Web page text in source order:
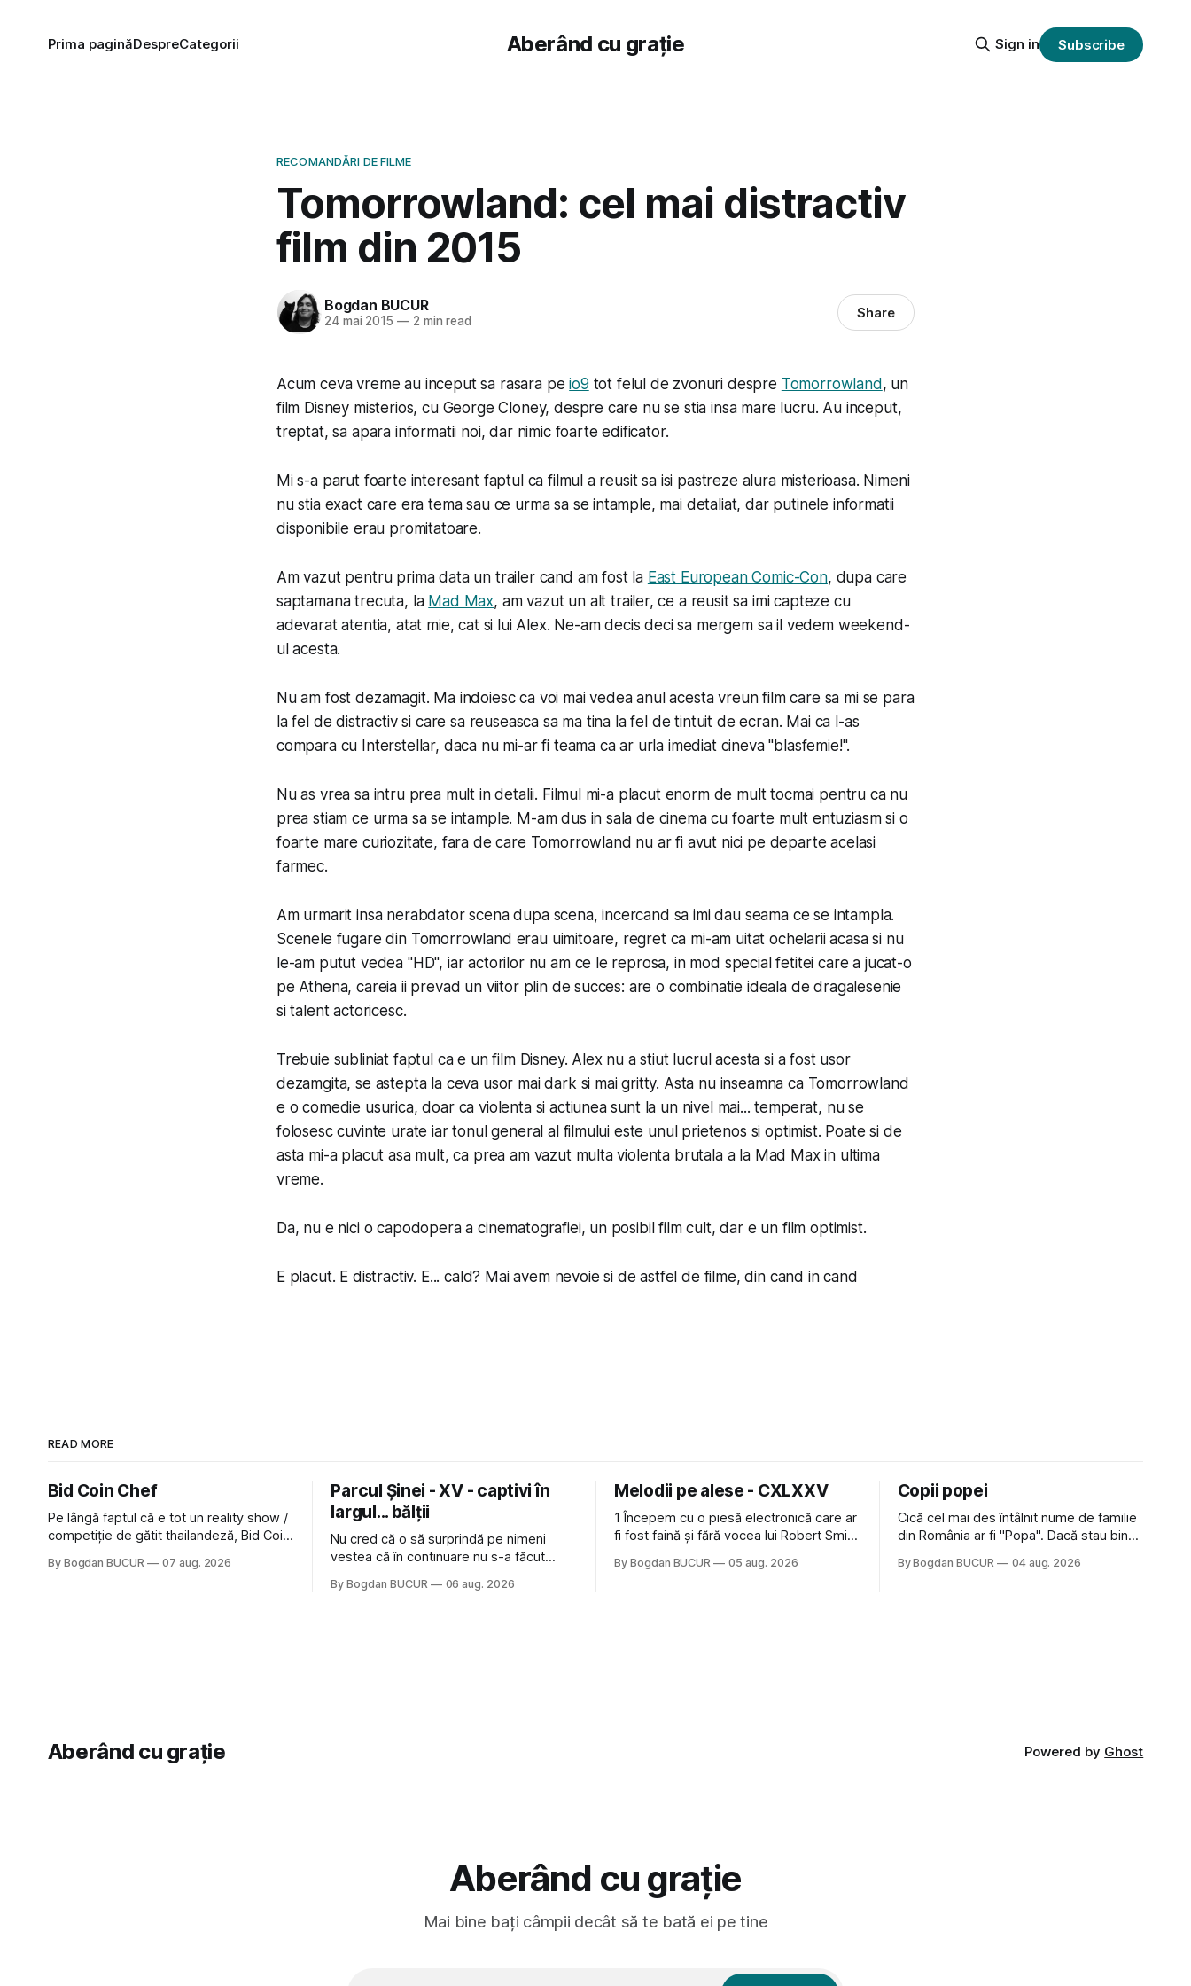
Aberând cu grație
Prima paginăDespreCategorii Sign in Subscribe
RECOMANDĂRI DE FILME
Tomorrowland: cel mai distractiv
film din 2015
Bogdan BUCUR
24 mai 2015 —2 min read Share
Acum ceva vreme au inceput sa rasara peio9 tot felul de zvonuri despre Tomorrowland , un
film Disney misterios, cu George Cloney, despre care nu se stia insa mare lucru. Au inceput,
treptat, sa apara informatii noi, dar nimic foarte edificator.
Mi s-a parut foarte interesant faptul ca filmul a reusit sa isi pastreze alura misterioasa. Nimeni
nu stia exact care era tema sau ce urma sa se intample, mai detaliat, dar putinele informatii
disponibile erau promitatoare.
Am vazut pentru prima data un trailer cand am fost la East European Comic-Con, dupa care
saptamana trecuta, la Mad Max, am vazut un alt trailer, ce a reusit sa imi capteze cu
adevarat atentia, atat mie, cat si lui Alex. Ne-am decis deci sa mergem sa il vedem weekend-
ul acesta.
Nu am fost dezamagit. Ma indoiesc ca voi mai vedea anul acesta vreun film care sa mi se para
la fel de distractiv si care sa reuseasca sa ma tina la fel de tintuit de ecran. Mai ca l-as
compara cu Interstellar, daca nu mi-ar fi teama ca ar urla imediat cineva "blasfemie!".
Nu as vrea sa intru prea mult in detalii. Filmul mi-a placut enorm de mult tocmai pentru ca nu
prea stiam ce urma sa se intample. M-am dus in sala de cinema cu foarte mult entuziasm si o
foarte mare curiozitate, fara de care Tomorrowland nu ar fi avut nici pe departe acelasi
farmec.
Am urmarit insa nerabdator scena dupa scena, incercand sa imi dau seama ce se intampla.
Scenele fugare din Tomorrowland erau uimitoare, regret ca mi-am uitat ochelarii acasa si nu
le-am putut vedea "HD", iar actorilor nu am ce le reprosa, in mod special fetitei care a jucat-o
pe Athena, careia ii prevad un viitor plin de succes: are o combinatie ideala de dragalesenie
si talent actoricesc.
Trebuie subliniat faptul ca e un film Disney. Alex nu a stiut lucrul acesta si a fost usor
dezamgita, se astepta la ceva usor mai dark si mai gritty. Asta nu inseamna ca Tomorrowland
e o comedie usurica, doar ca violenta si actiunea sunt la un nivel mai... temperat, nu se
folosesc cuvinte urate iar tonul general al filmului este unul prietenos si optimist. Poate si de
asta mi-a placut asa mult, ca prea am vazut multa violenta brutala a la Mad Max in ultima
vreme.
Da, nu e nici o capodopera a cinematografiei, un posibil film cult, dar e un film optimist.
E placut. E distractiv. E... cald? Mai avem nevoie si de astfel de filme, din cand in cand
READ MORE
Bid Coin Chef
Pe lângă faptul că e tot un reality show /
competiție de gătit thailandeză, Bid Coin
Restaurant War Street King Thailand: și
By Bogdan BUCUR 07 aug. 2026
Parcul Șinei - XV - captivi în
largul... bălții
Nu cred că o să surprindă pe nimeni
vestea că în continuare nu s-a făcut
afară de faptul că potăile apărute acolo
By Bogdan BUCUR 06 aug. 2026
Melodii pe alese - CXLXXV
1 Începem cu o piesă electronică care ar
fi fost faină și fără vocea lui Robert Smith
Castles, o formație cu multe piese faine
By Bogdan BUCUR 05 aug. 2026
Copii popei
Cică cel mai des întâlnit nume de familie
din România ar fi "Popa". Dacă stau bine
colegi de școala Popa cam peste tot
By Bogdan BUCUR 04 aug. 2026
Aberând cu grație Powered by Ghost
Aberând cu grație
Mai bine bați câmpii decât să te bată ei pe tine